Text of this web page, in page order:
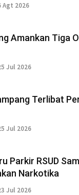
Agt 2026
Amankan Tiga
Jul 2026
Terlibat
Jul 2026
Parkir RSUD
Narkotika
Jul 2026